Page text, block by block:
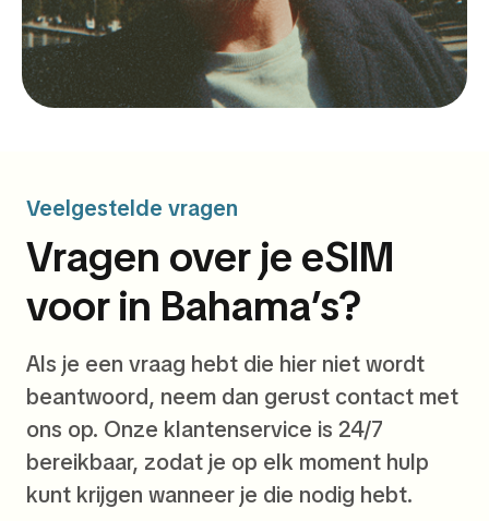
Veelgestelde vragen
Vragen over je eSIM
voor in Bahama’s?
Als je een vraag hebt die hier niet wordt
beantwoord, neem dan gerust contact met
ons op. Onze klantenservice is 24/7
bereikbaar, zodat je op elk moment hulp
kunt krijgen wanneer je die nodig hebt.